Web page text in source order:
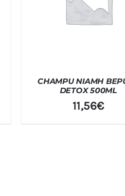
CHAMPU NIAMH
DETOX 500ML
11,56€